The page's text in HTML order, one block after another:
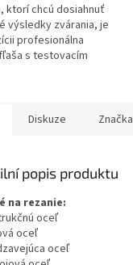
ktorí chcú dosiahnuť
výsledky zvárania, je
profesionálna
s testovacím
Diskuze Značka
popis produktu
na rezanie:
oceľ
oceľ
oceľ